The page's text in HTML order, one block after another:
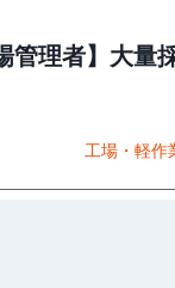
管理者】大量
工場・軽作